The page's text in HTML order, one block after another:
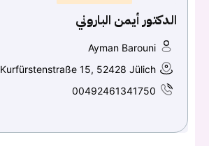
الدكتور أيمن الباروني
Ayman Barouni
Kurfürstenstraße 15, 52428 Jülich
00492461341750